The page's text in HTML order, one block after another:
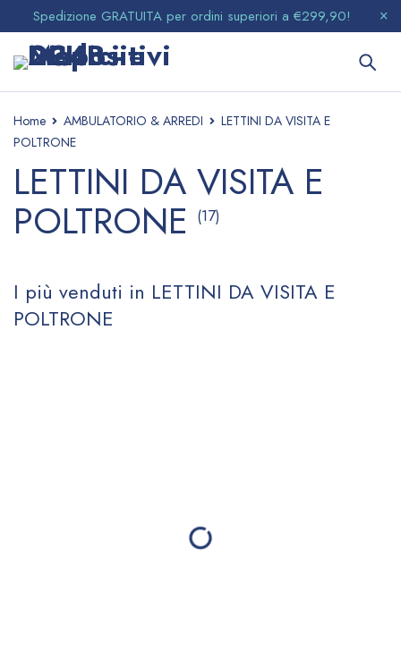
Spedizione GRATUITA per ordini superiori a €299,90!
Home AMBULATORIO & ARREDI
LETTINI DA VISITA E
POLTRONE
LETTINI DA VISITA E
POLTRONE (17)
I più venduti in LETTINI DA VISITA E
POLTRONE